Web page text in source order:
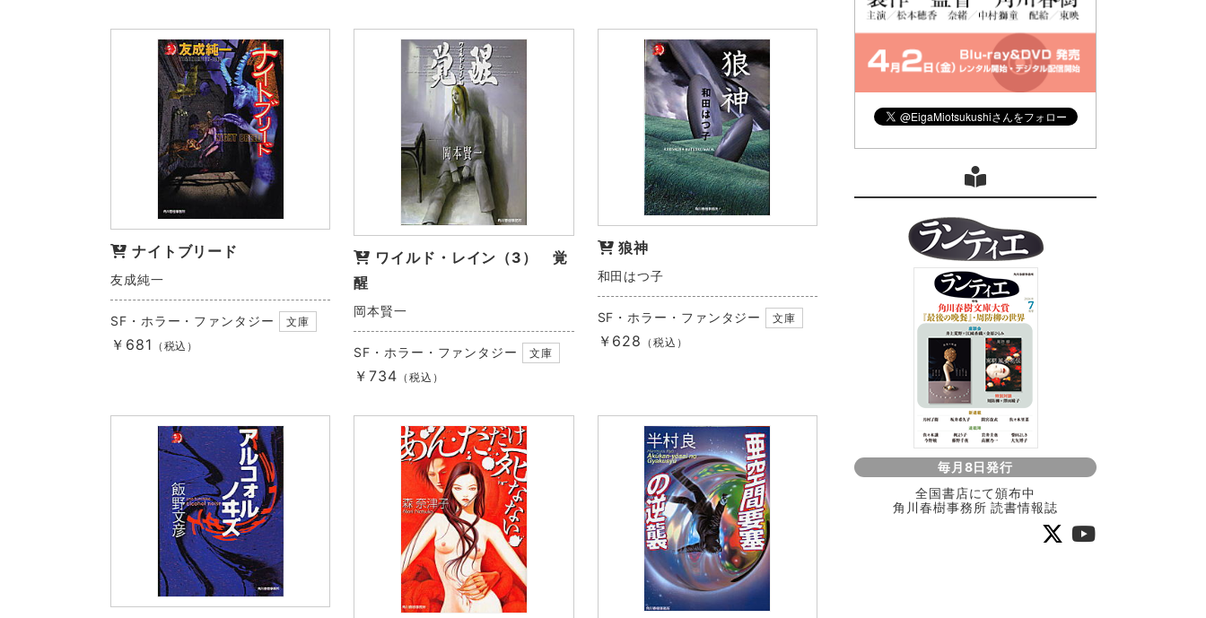
ナイトブリード
友成純一
SF・ホラー・ファンタジー 文庫
￥681 （税込）
ワイルド・レイン（3） 覚
醒
岡本賢一
SF・ホラー・ファンタジー 文庫
￥734 （税込）
狼神
和田はつ子
SF・ホラー・ファンタジー 文庫
￥628 （税込）
毎月8日発行
全国書店にて頒布中
角川春樹事務所 読書情報誌